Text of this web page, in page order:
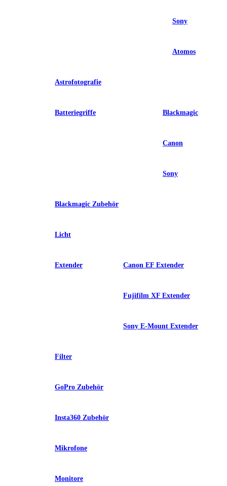
Sony
Atomos
Astrofotografie
Batteriegriffe Blackmagic
Canon
Sony
Blackmagic Zubehör
Licht
Extender Canon EF Extender
Fujifilm XF Extender
Sony E-Mount Extender
Filter
GoPro Zubehör
Insta360 Zubehör
Mikrofone
Monitore